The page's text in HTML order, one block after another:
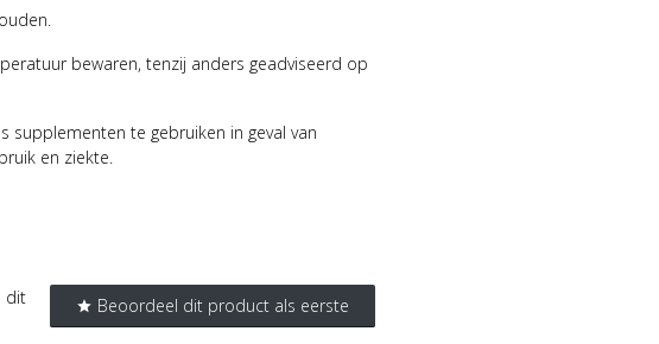
bewaren, tenzij anders geadviseerd op
supplementen te gebruiken in geval van
en ziekte.
star Beoordeel dit product als eerste
dit